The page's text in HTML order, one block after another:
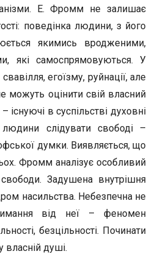
Е. Фромм не залишає
поведінка людини, з його
якимись вродженими,
які самоспрямовуються. У
егоїзму, руйнації, але
можуть оцінити свій власний
в суспільстві духовні
слідувати свободі –
думки. Виявляється, що
Фромм аналізує особливий
Задушена внутрішня
насильства. Небезпечна не
від неї – феномен
безцільності. Починати
власній душі.